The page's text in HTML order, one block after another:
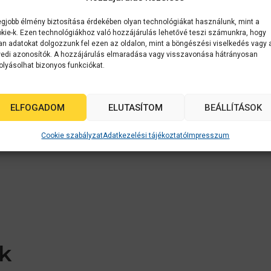
élmény biztosítása érdekében olyan technológiákat használunk, mint a
k. Ezen technológiákhoz való hozzájárulás lehetővé teszi számunkra, hogy
adatokat dolgozzunk fel ezen az oldalon, mint a böngészési viselkedés vagy
azonosítók. A hozzájárulás elmaradása vagy visszavonása hátrányosan
bizonyos funkciókat.
ELFOGADOM ELUTASÍTOM BEÁLLÍTÁSOK
Cookie szabályzatAdatkezelési tájékoztató Impresszum